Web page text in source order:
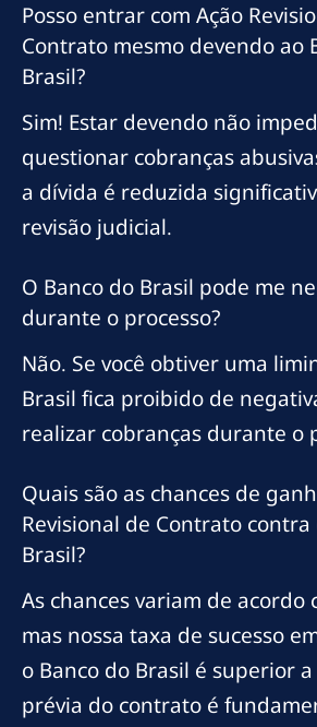
Posso entrar com Ação
Contrato mesmo devendo ao
Brasil?
Sim! Estar devendo não
questionar cobranças
a dívida é reduzida
revisão judicial.
O Banco do Brasil pode me
durante o processo?
Não. Se você obtiver uma
Brasil fica proibido de
realizar cobranças durante o
Quais são as chances de
Revisional de Contrato contra
Brasil?
As chances variam de acordo
mas nossa taxa de sucesso
o Banco do Brasil é superior
prévia do contrato é